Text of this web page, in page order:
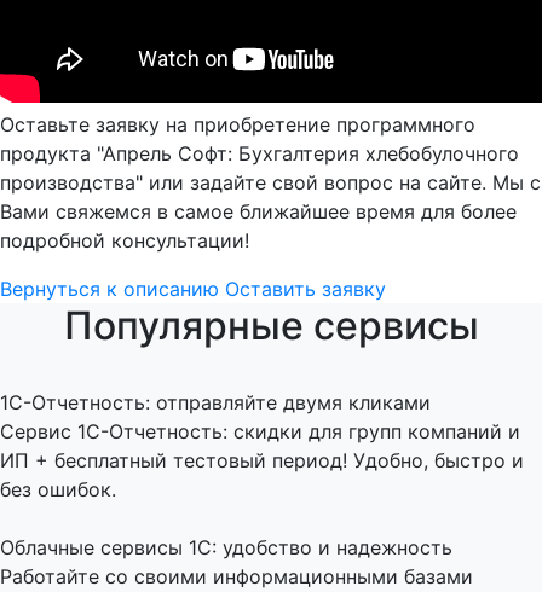
Оставьте заявку на приобретение программного
продукта "Апрель Софт: Бухгалтерия хлебобулочного
производства" или задайте свой вопрос на сайте. Мы с
Вами свяжемся в самое ближайшее время для более
подробной консультации!
Вернуться к описанию Оставить заявку
Популярные сервисы
1C-Отчетность: отправляйте двумя кликами
Сервис 1С-Отчетность: скидки для групп компаний и
ИП + бесплатный тестовый период! Удобно, быстро и
без ошибок.
Облачные сервисы 1С: удобство и надежность
Работайте со своими информационными базами